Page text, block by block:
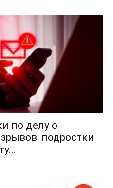
по делу о
подростки